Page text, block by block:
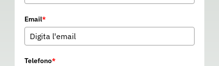
Email*
Telefono*